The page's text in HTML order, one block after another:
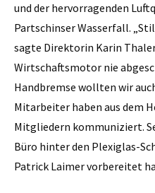
und der hervorragenden
Partschinser Wasserfall.
sagte Direktorin Karin
Wirtschaftsmotor nie
Handbremse wollten wir
Mitarbeiter haben aus dem
Mitgliedern kommuniziert.
Büro hinter den Plexiglas-
Patrick Laimer vorbereitet